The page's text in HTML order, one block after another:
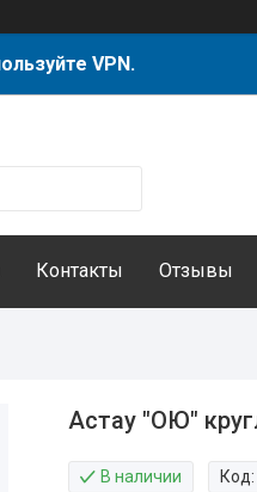
VPN.
Контакты Отзывы
Астау "ОЮ"
В наличии